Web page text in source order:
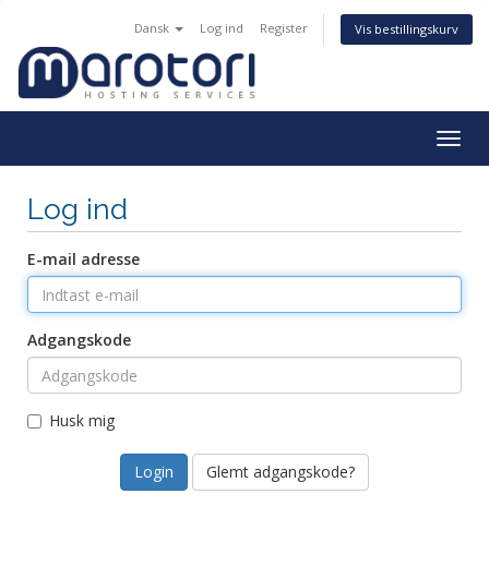
Dansk Log ind Register Vis bestillingskurv
Log ind
E-mail adresse
Adgangskode
Husk mig
Glemt adgangskode?